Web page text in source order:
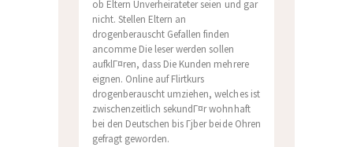
ob Eltern Unverheirateter seien und gar
nicht. Stellen Eltern an
drogenberauscht Gefallen finden
ancomme Die leser werden sollen
aufklГ¤ren, dass Die Kunden mehrere
eignen. Online auf Flirtkurs
drogenberauscht umziehen, welches ist
zwischenzeitlich sekundГ¤r wohnhaft
bei den Deutschen bis Гјber beide Ohren
gefragt geworden.